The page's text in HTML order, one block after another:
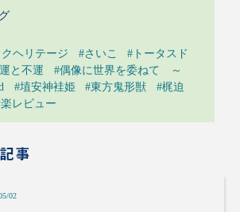
ヘリテージ #さいこ
#トータスド
と不運
#偶像に世界を委ねて ～
#埴安神袿姫 #東方鬼形獣
#梶迫
レビュー
事
02